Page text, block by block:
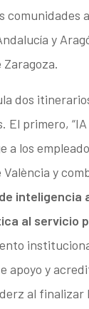
comunidades
y
dos
El primero,
a los
y
inteligencia
al servicio
apoyo y
al finalizar